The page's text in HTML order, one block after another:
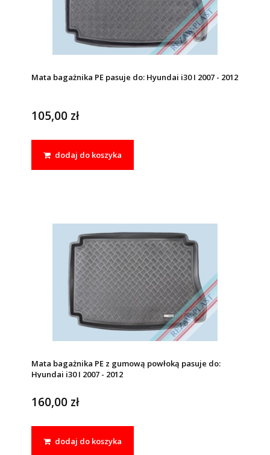
Mata bagażnika PE pasuje do: Hyundai i30 I 2007 - 2012
105,00 zł
dodaj do koszyka
Mata bagażnika PE z gumową powłoką pasuje do:
Hyundai i30 I 2007 - 2012
160,00 zł
dodaj do koszyka